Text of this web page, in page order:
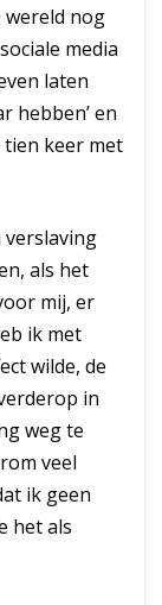
wereld nog
media
laten
hebben’ en
keer met
als het
mij, er
ik met
wilde, de
in
weg te
veel
ik geen
het als